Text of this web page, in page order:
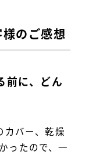
のご感想
前に、どん
カバー、乾燥
ったので、一